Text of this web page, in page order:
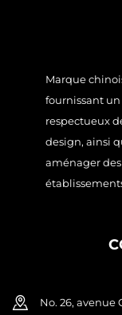
Marque
fournissant
respectueux
design, ainsi
aménager des
No. 26,